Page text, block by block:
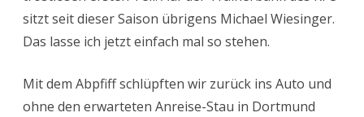
sitzt seit dieser Saison übrigens Michael Wiesinger.
Das lasse ich jetzt einfach mal so stehen.
Mit dem Abpfiff schlüpften wir zurück ins Auto und
ohne den erwarteten Anreise-Stau in Dortmund